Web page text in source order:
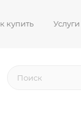
купить Услуги